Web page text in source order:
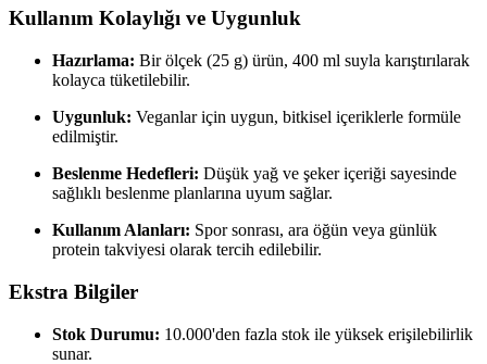
Kullanım Kolaylığı ve Uygunluk
Hazırlama: Bir ölçek (25 g) ürün, 400 ml suyla karıştırılarak
kolayca tüketilebilir.
Uygunluk: Veganlar için uygun, bitkisel içeriklerle formüle
edilmiştir.
Beslenme Hedefleri: Düşük yağ ve şeker içeriği sayesinde
sağlıklı beslenme planlarına uyum sağlar.
Kullanım Alanları: Spor sonrası, ara öğün veya günlük
protein takviyesi olarak tercih edilebilir.
Ekstra Bilgiler
Stok Durumu: 10.000'den fazla stok ile yüksek erişilebilirlik
sunar.